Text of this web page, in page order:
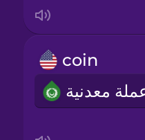
coin
معدنية